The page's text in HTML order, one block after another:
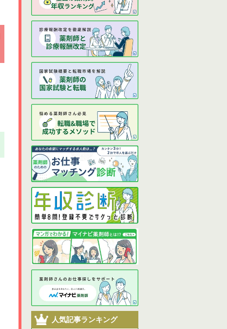
人気記事ランキング